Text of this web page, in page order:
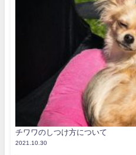
チワワのしつけ方について
2021.10.30